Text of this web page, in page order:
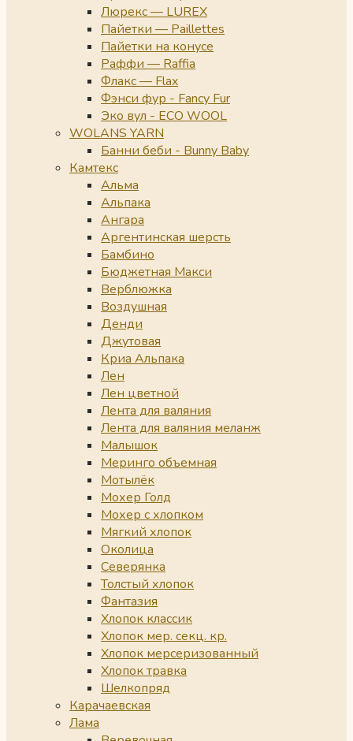
Люрекс — LUREX
Пайетки — Paillettes
Пайетки на конусе
Раффи — Raffia
Флакс — Flax
Фэнси фур - Fancy Fur
Эко вул - ECO WOOL
WOLANS YARN
Банни беби - Bunny Baby
Камтекс
Альма
Альпака
Ангара
Аргентинская шерсть
Бамбино
Бюджетная Макси
Верблюжка
Воздушная
Денди
Джутовая
Криа Альпака
Лен
Лен цветной
Лента для валяния
Лента для валяния меланж
Малышок
Меринго объемная
Мотылёк
Мохер Голд
Мохер с хлопком
Мягкий хлопок
Околица
Северянка
Толстый хлопок
Фантазия
Хлопок классик
Хлопок мер. секц. кр.
Хлопок мерсеризованный
Хлопок травка
Шелкопряд
Карачаевская
Лама